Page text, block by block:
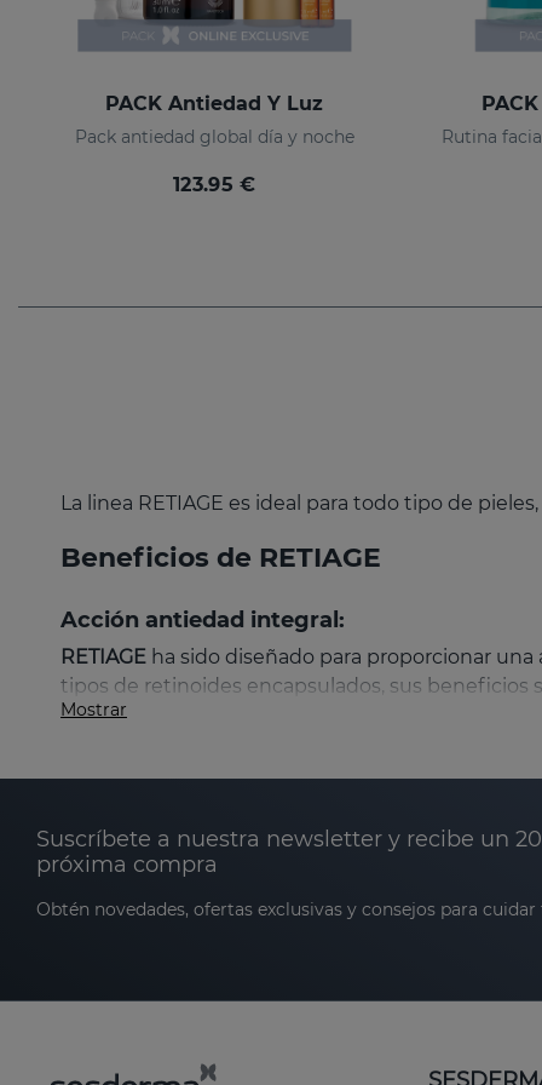
PACK Antiedad Y Luz
Pack antiedad global día y noche
123.95 €
La linea RETIAGE es ideal para todo tipo de
Beneficios de RETIAGE
Acción antiedad integral:
RETIAGE ha sido diseñado para proporcionar
tipos de retinoides encapsulados, sus beneficios
Aumento de firmeza:estimula la síntesis de
la sinergia
de confort prolongada.
Mostrar
Suscríbete a nuestra newsletter y recibe un
próxima compra
Obtén novedades, ofertas exclusivas y consejos para cuidar